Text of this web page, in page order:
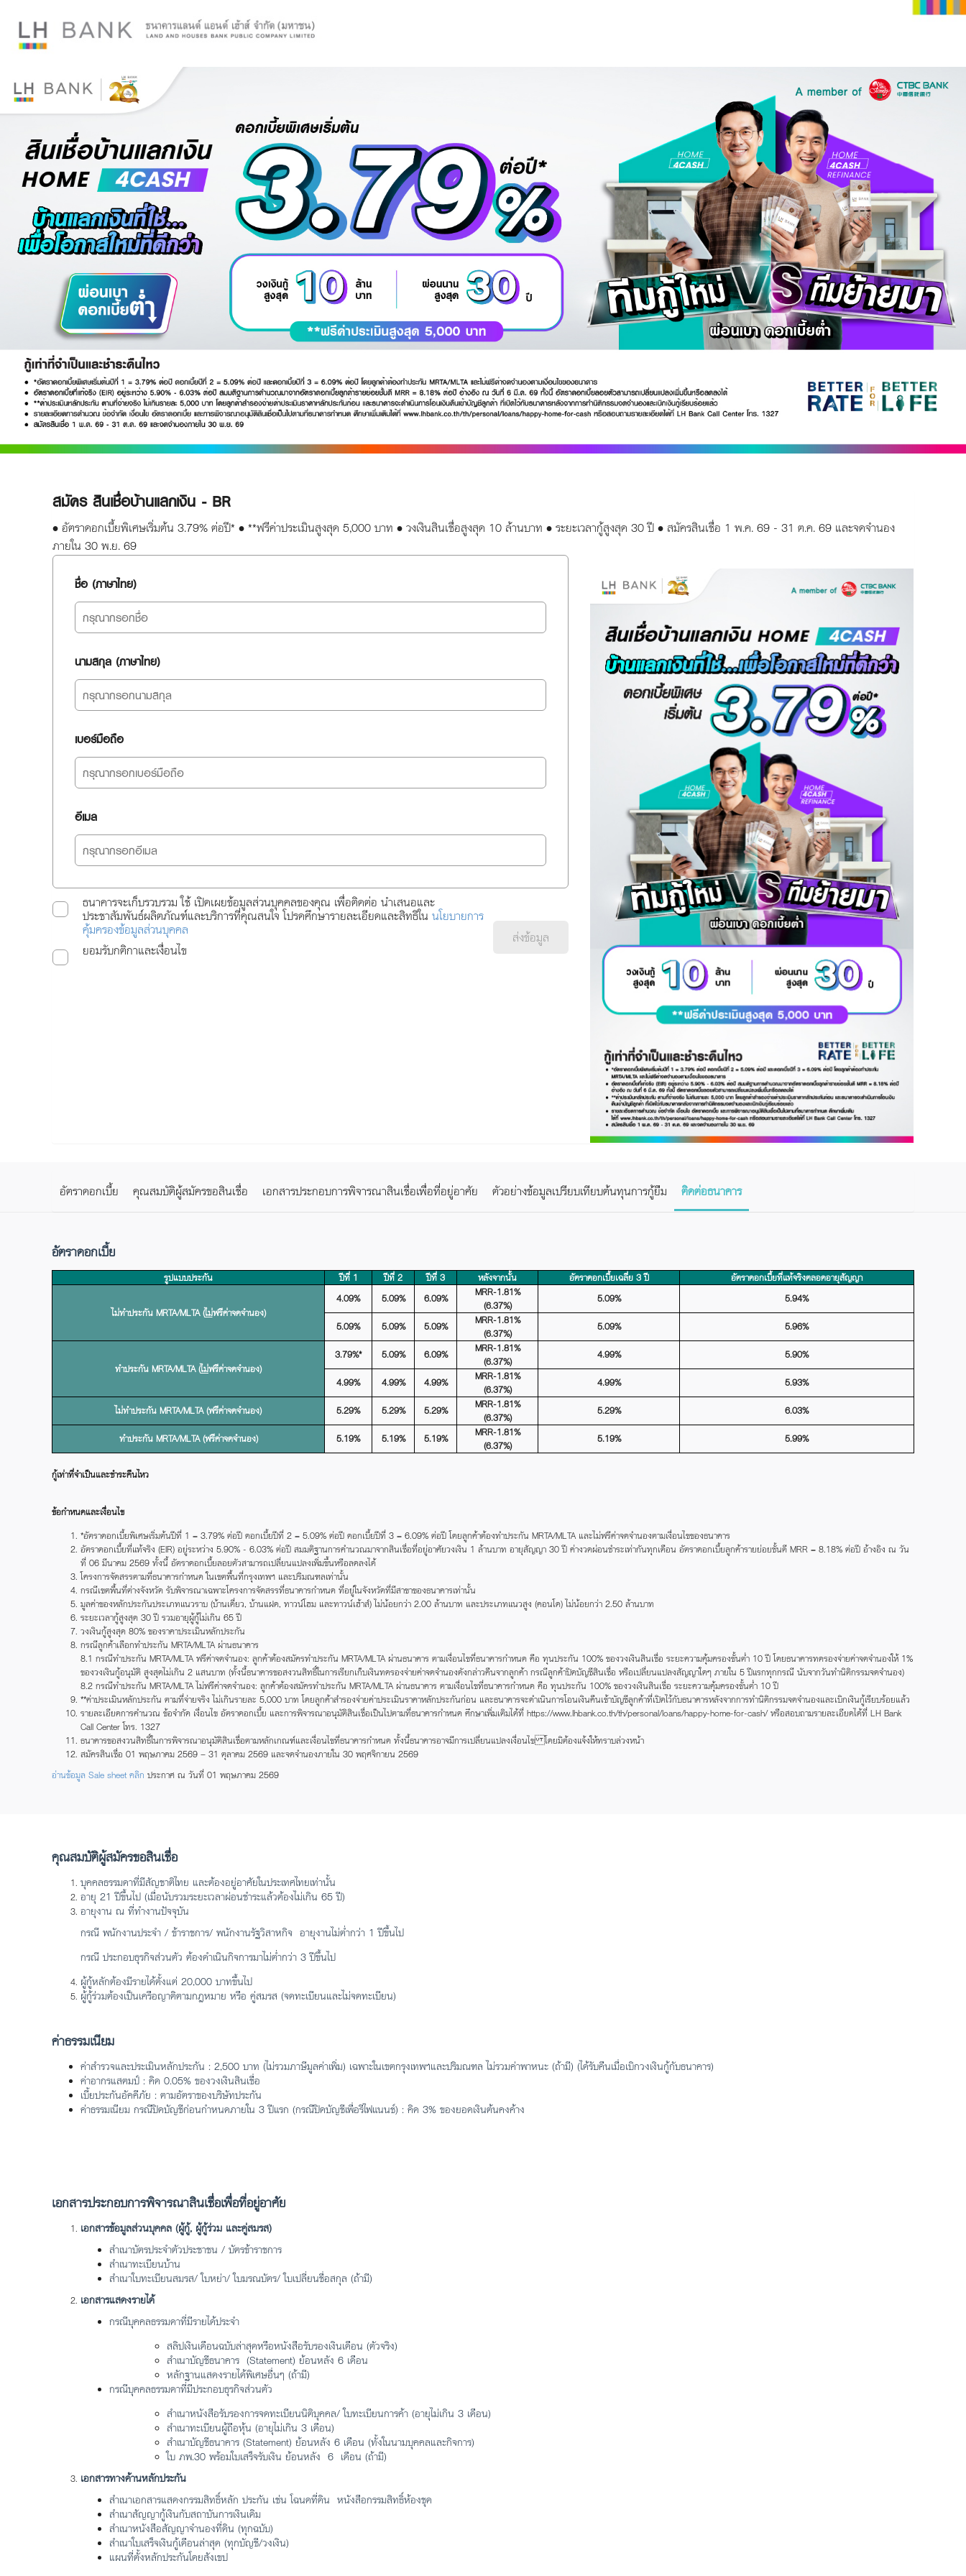
สมัคร สินเชื่อบ้านแลกเงิน - BR
• อัตราดอกเบี้ยพิเศษเริ่มต้น 3.79% ต่อปี* • **ฟรีค่าประเมินสูงสุด 5,000 บาท • วงเงินสินเชื่อสูงสุด 10 ล้านบาท • ระยะเวลากู้สูงสุด 30 ปี • สมัครสินเชื่อ 1 พ.ค. 69 - 31 ต.ค. 69 และจดจำนอง
ภายใน 30 พ.ย. 69
ชื่อ (ภาษาไทย)
นามสกุล (ภาษาไทย)
เบอร์มือถือ
อีเมล
ธนาคารจะเก็บรวบรวม ใช้ เปิดเผยข้อมูลส่วนบุคคลของคุณ เพื่อติดต่อ นำเสนอและ
ประชาสัมพันธ์ผลิตภัณฑ์และบริการที่คุณสนใจ โปรดศึกษารายละเอียดและสิทธิใน นโยบายการ
คุ้มครองข้อมูลส่วนบุคคล
ยอมรับกติกาและเงื่อนไข
ส่งข้อมูล
อัตราดอกเบี้ย คุณสมบัติผู้สมัครขอสินเชื่อ เอกสารประกอบการพิจารณาสินเชื่อเพื่อที่อยู่อาศัย ตัวอย่างข้อมูลเปรียบเทียบต้นทุนการกู้ยืม ติดต่อธนาคาร
อัตราดอกเบี้ย
รูปแบบประกัน ปีที่ 1 ปีที่ 2 ปีที่ 3 หลังจากนั้น อัตราดอกเบี้ยเฉลี่ย 3 ปี อัตราดอกเบี้ยที่แท้จริงตลอดอายุสัญญา
ไม่ทำประกัน MRTA/MLTA (ไม่ฟรีค่าจดจำนอง)
4.09% 5.09% 6.09%
MRR-1.81%
(6.37%)
5.09% 5.94%
5.09% 5.09% 5.09%
MRR-1.81%
(6.37%)
5.09% 5.96%
ทำประกัน MRTA/MLTA (ไม่ฟรีค่าจดจำนอง)
3.79%* 5.09% 6.09%
MRR-1.81%
(6.37%)
4.99% 5.90%
4.99% 4.99% 4.99%
MRR-1.81%
(6.37%)
4.99% 5.93%
ไม่ทำประกัน MRTA/MLTA (ฟรีค่าจดจำนอง) 5.29% 5.29% 5.29%
MRR-1.81%
(6.37%)
5.29% 6.03%
ทำประกัน MRTA/MLTA (ฟรีค่าจดจำนอง) 5.19% 5.19% 5.19%
MRR-1.81%
(6.37%)
5.19% 5.99%
กู้เท่าที่จำเป็นและชำระคืนไหว
ข้อกำหนดและเงื่อนไข
*อัตราดอกเบี้ยพิเศษเริ่มต้นปีที่ 1 = 3.79% ต่อปี ดอกเบี้ยปีที่ 2 = 5.09% ต่อปี ดอกเบี้ยปีที่ 3 = 6.09% ต่อปี โดยลูกค้าต้องทำประกัน MRTA/MLTA และไม่ฟรีค่าจดจำนองตามเงื่อนไขของธนาคาร
อัตราดอกเบี้ยที่แท้จริง (EIR) อยู่ระหว่าง 5.90% - 6.03% ต่อปี สมมติฐานการคำนวณมาจากสินเชื่อที่อยู่อาศัยวงเงิน 1 ล้านบาท อายุสัญญา 30 ปี ค่างวดผ่อนชำระเท่ากันทุกเดือน อัตราดอกเบี้ยลูกค้ารายย่อยชั้นดี MRR = 8.18% ต่อปี อ้างอิง ณ วัน
ที่ 06 มีนาคม 2569 ทั้งนี้ อัตราดอกเบี้ยลอยตัวสามารถเปลี่ยนแปลงเพิ่มขึ้นหรือลดลงได้
โครงการจัดสรรตามที่ธนาคารกำหนด ในเขตพื้นที่กรุงเทพฯ และปริมณฑลเท่านั้น
กรณีเขตพื้นที่ต่างจังหวัด รับพิจารณาเฉพาะโครงการจัดสรรที่ธนาคารกำหนด ที่อยู่ในจังหวัดที่มีสาขาของธนาคารเท่านั้น
มูลค่าของหลักประกันประเภทแนวราบ (บ้านเดี่ยว, บ้านแฝด, ทาวน์โฮม และทาวน์เฮ้าส์) ไม่น้อยกว่า 2.00 ล้านบาท และประเภทแนวสูง (คอนโด) ไม่น้อยกว่า 2.50 ล้านบาท
ระยะเวลากู้สูงสุด 30 ปี รวมอายุผู้กู้ไม่เกิน 65 ปี
วงเงินกู้สูงสุด 80% ของราคาประเมินหลักประกัน
กรณีลูกค้าเลือกทำประกัน MRTA/MLTA ผ่านธนาคาร
8.1 กรณีทำประกัน MRTA/MLTA ฟรีค่าจดจำนอง: ลูกค้าต้องสมัครทำประกัน MRTA/MLTA ผ่านธนาคาร ตามเงื่อนไขที่ธนาคารกำหนด คือ ทุนประกัน 100% ของวงเงินสินเชื่อ ระยะความคุ้มครองขั้นต่ำ 10 ปี โดยธนาคารทดรองจ่ายค่าจดจำนองให้ 1%
ของวงเงินกู้อนุมัติ สูงสุดไม่เกิน 2 แสนบาท (ทั้งนี้ธนาคารขอสงวนสิทธิ์ในการเรียกเก็บเงินทดรองจ่ายค่าจดจำนองดังกล่าวคืนจากลูกค้า กรณีลูกค้าปิดบัญชีสินเชื่อ หรือเปลี่ยนแปลงสัญญาใดๆ ภายใน 5 ปีแรกทุกกรณี นับจากวันทำนิติกรรมจดจำนอง)
8.2 กรณีทำประกัน MRTA/MLTA ไม่ฟรีค่าจดจำนอง: ลูกค้าต้องสมัครทำประกัน MRTA/MLTA ผ่านธนาคาร ตามเงื่อนไขที่ธนาคารกำหนด คือ ทุนประกัน 100% ของวงเงินสินเชื่อ ระยะความคุ้มครองขั้นต่ำ 10 ปี
**ค่าประเมินหลักประกัน ตามที่จ่ายจริง ไม่เกินรายละ 5,000 บาท โดยลูกค้าสำรองจ่ายค่าประเมินราคาหลักประกันก่อน และธนาคารจะดำเนินการโอนเงินคืนเข้าบัญชีลูกค้าที่เปิดไว้กับธนาคารหลังจากการทำนิติกรรมจดจำนองและเบิกเงินกู้เรียบร้อยแล้ว
รายละเอียดการคำนวณ ข้อจำกัด เงื่อนไข อัตราดอกเบี้ย และการพิจารณาอนุมัติสินเชื่อเป็นไปตามที่ธนาคารกำหนด ศึกษาเพิ่มเติมได้ที่ https://www.lhbank.co.th/th/personal/loans/happy-home-for-cash/ หรือสอบถามรายละเอียดได้ที่ LH Bank
Call Center โทร. 1327
ธนาคารขอสงวนสิทธิ์ในการพิจารณาอนุมัติสินเชื่อตามหลักเกณฑ์และเงื่อนไขที่ธนาคารกำหนด ทั้งนี้ธนาคารอาจมีการเปลี่ยนแปลงเงื่อนไข โดยมิต้องแจ้งให้ทราบล่วงหน้า
สมัครสินเชื่อ 01 พฤษภาคม 2569 – 31 ตุลาคม 2569 และจดจำนองภายใน 30 พฤศจิกายน 2569
อ่านข้อมูล Sale sheet คลิก ประกาศ ณ วันที่ 01 พฤษภาคม 2569
คุณสมบัติผู้สมัครขอสินเชื่อ
บุคคลธรรมดาที่มีสัญชาติไทย และต้องอยู่อาศัยในประเทศไทยเท่านั้น
อายุ 21 ปีขึ้นไป (เมื่อนับรวมระยะเวลาผ่อนชำระแล้วต้องไม่เกิน 65 ปี)
อายุงาน ณ ที่ทำงานปัจจุบัน
กรณี พนักงานประจำ / ข้าราชการ/ พนักงานรัฐวิสาหกิจ อายุงานไม่ต่ำกว่า 1 ปีขึ้นไป
กรณี ประกอบธุรกิจส่วนตัว ต้องดำเนินกิจการมาไม่ต่ำกว่า 3 ปีขึ้นไป
ผู้กู้หลักต้องมีรายได้ตั้งแต่ 20,000 บาทขึ้นไป
ผู้กู้ร่วมต้องเป็นเครือญาติตามกฎหมาย หรือ คู่สมรส (จดทะเบียนและไม่จดทะเบียน)
ค่าธรรมเนียม
ค่าสำรวจและประเมินหลักประกัน : 2,500 บาท (ไม่รวมภาษีมูลค่าเพิ่ม) เฉพาะในเขตกรุงเทพฯและปริมณฑล ไม่รวมค่าพาหนะ (ถ้ามี) (ได้รับคืนเมื่อเบิกวงเงินกู้กับธนาคาร)
ค่าอากรแสตมป์ : คิด 0.05% ของวงเงินสินเชื่อ
เบี้ยประกันอัคคีภัย : ตามอัตราของบริษัทประกัน
ค่าธรรมเนียม กรณีปิดบัญชีก่อนกำหนดภายใน 3 ปีแรก (กรณีปิดบัญชีเพื่อรีไฟแนนซ์) : คิด 3% ของยอดเงินต้นคงค้าง
เอกสารประกอบการพิจารณาสินเชื่อเพื่อที่อยู่อาศัย
เอกสารข้อมูลส่วนบุคคล (ผู้กู้, ผู้กู้ร่วม และคู่สมรส)
สำเนาบัตรประจำตัวประชาชน / บัตรข้าราชการ
สำเนาทะเบียนบ้าน
สำเนาใบทะเบียนสมรส/ ใบหย่า/ ใบมรณบัตร/ ใบเปลี่ยนชื่อสกุล (ถ้ามี)
เอกสารแสดงรายได้
กรณีบุคคลธรรมดาที่มีรายได้ประจำ
สลิปเงินเดือนฉบับล่าสุดหรือหนังสือรับรองเงินเดือน (ตัวจริง)
สำเนาบัญชีธนาคาร (Statement) ย้อนหลัง 6 เดือน
หลักฐานแสดงรายได้พิเศษอื่นๆ (ถ้ามี)
กรณีบุคคลธรรมดาที่มีประกอบธุรกิจส่วนตัว
สำเนาหนังสือรับรองการจดทะเบียนนิติบุคคล/ ใบทะเบียนการค้า (อายุไม่เกิน 3 เดือน)
สำเนาทะเบียนผู้ถือหุ้น (อายุไม่เกิน 3 เดือน)
สำเนาบัญชีธนาคาร (Statement) ย้อนหลัง 6 เดือน (ทั้งในนามบุคคลและกิจการ)
ใบ ภพ.30 พร้อมใบเสร็จรับเงิน ย้อนหลัง 6 เดือน (ถ้ามี)
เอกสารทางด้านหลักประกัน
สำเนาเอกสารแสดงกรรมสิทธิ์หลัก ประกัน เช่น โฉนดที่ดิน หนังสือกรรมสิทธิ์ห้องชุด
สำเนาสัญญากู้เงินกับสถาบันการเงินเดิม
สำเนาหนังสือสัญญาจำนองที่ดิน (ทุกฉบับ)
สำเนาใบเสร็จเงินกู้เดือนล่าสุด (ทุกบัญชี/วงเงิน)
แผนที่ตั้งหลักประกันโดยสังเขป